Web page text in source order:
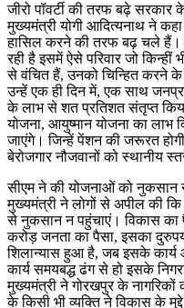
जीरो पॉवर्टी की तरफ बढ़े सरकार
मुख्यमंत्री योगी आदित्यनाथ ने
हासिल करने की तरफ बढ़ चले
रही है इसमें ऐसे परिवार जो
से वंचित हैं, उनको चिन्हित करने के
उन्हें एक ही दिन में, एक साथ
के लाभ से शत प्रतिशत संतृप्त
योजना, आयुष्मान योजना का लाभ
जाएंगे। जिन्हें पेंशन की जरूरत
बेरोजगार नौजवानों को स्थानीय
सीएम ने की योजनाओं को नुकसान
मुख्यमंत्री ने लोगों से अपील की
से नुकसान न पहुंचाएं। विकास का
करोड़ जनता का पैसा, इसका
शिलान्यास हुआ है, जब इसके कार्य
कार्य समयबद्ध ढंग से हो इसके
मुख्यमंत्री ने गोरखपुर के नागरिकों
के किसी भी व्यक्ति ने विकास के